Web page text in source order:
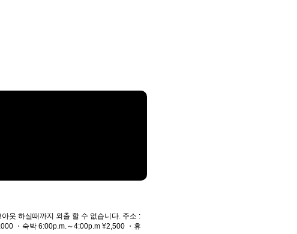
웃 하실때까지 외출 할 수 없습니다. 주소 :
・숙박 6:00p.m.～4:00p.m ¥2,500 ・휴